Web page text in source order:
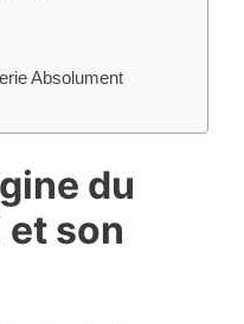
Absolument
du
et son